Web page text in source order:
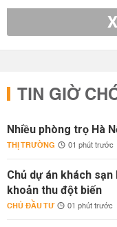
TIN GIỜ
Nhiều phòng trọ Hà
THỊ TRƯỜNG 01 phút trước
Chủ dự án khách
khoản thu đột biến
CHỦ ĐẦU TƯ 01 phút trước